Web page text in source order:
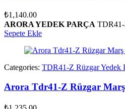
₺1,140.00
ARORA YEDEK PARÇA
Sepete Ekle
Categories: TDR41-Z Rüzgar Yedek
Arora Tdr41-Z Rüzgar